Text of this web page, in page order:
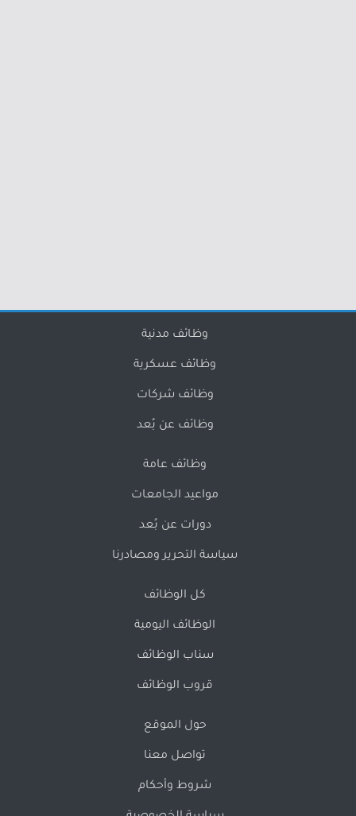
وظائف مدنية
وظائف عسكرية
وظائف شركات
وظائف عن بُعد
وظائف عامة
مواعيد الجامعات
دورات عن بُعد
سياسة التحرير ومصادرنا
كل الوظائف
الوظائف اليومية
سناب الوظائف
قروب الوظائف
حول الموقع
تواصل معنا
شروط وأحكام